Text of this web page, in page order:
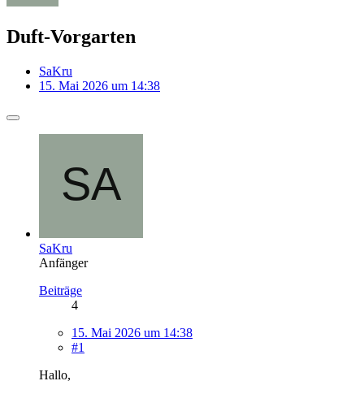
Duft-Vorgarten
SaKru
15. Mai 2026 um 14:38
SaKru
Anfänger
Beiträge
4
15. Mai 2026 um 14:38
#1
Hallo,